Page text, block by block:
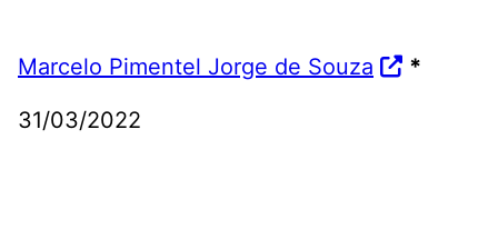
Marcelo Pimentel Jorge de Souza
*
31/03/2022